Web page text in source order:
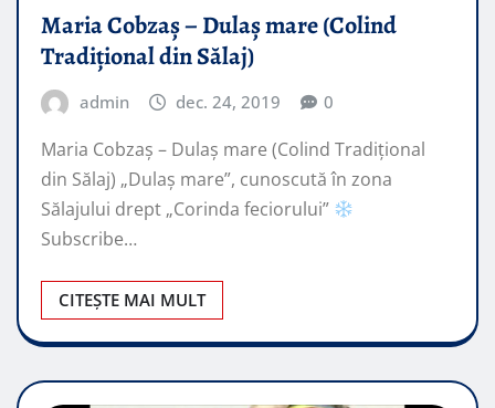
Maria Cobzaș – Dulaș mare (Colind
Tradițional din Sălaj)
admin dec. 24, 2019 0
Maria Cobzaș – Dulaș mare (Colind Tradițional
din Sălaj) „Dulaș mare”, cunoscută în zona
Sălajului drept „Corinda feciorului”
Subscribe…
CITEȘTE MAI MULT